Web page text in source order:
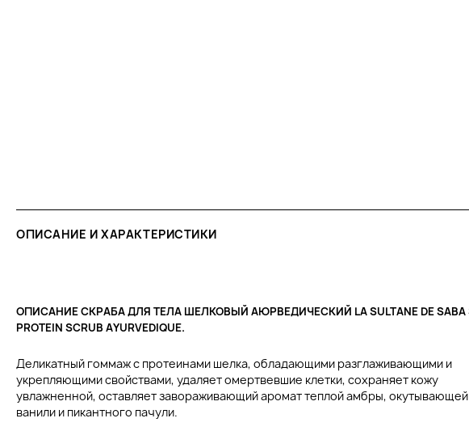
ОПИСАНИЕ И ХАРАКТЕРИСТИКИ
ОПИСАНИЕ СКРАБА ДЛЯ ТЕЛА ШЕЛКОВЫЙ АЮРВЕДИЧЕСКИЙ LA SULTANE DE SABA
PROTEIN SCRUB AYURVEDIQUE.
Деликатный гоммаж с протеинами шелка, обладающими разглаживающими и
укрепляющими свойствами, удаляет омертвевшие клетки, сохраняет кожу
увлажненной, оставляет завораживающий аромат теплой амбры, окутывающей
ванили и пикантного пачули.